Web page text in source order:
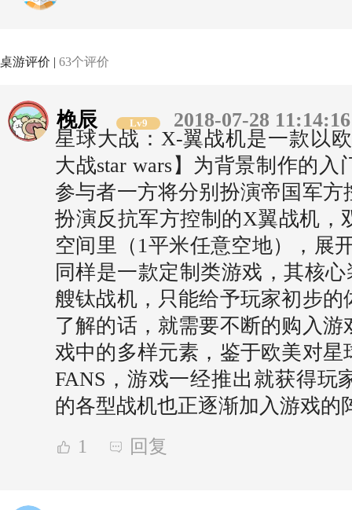
桌游评价 | 63个评价
梚辰 Lv9
2018-07-28 11:14:16
星球大战：X-翼战机是一款以
大战star wars】为背景制作的
参与者一方将分别扮演帝国军
扮演反抗军方控制的X翼战机，
空间里（1平米任意空地），展
同样是一款定制类游戏，其核
艘钛战机，只能给予玩家初步
了解的话，就需要不断的购入
戏中的多样元素，鉴于欧美对
FANS，游戏一经推出就获得玩
的各型战机也正逐渐加入游戏的
1 回复